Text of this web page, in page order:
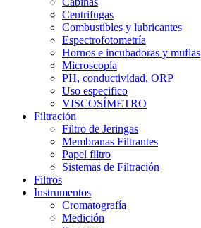
Centrifugas
Combustibles y lubricantes
Espectrofotometría
Hornos e incubadoras y muflas
Microscopía
PH, conductividad, ORP
Uso especifico
VISCOSÍMETRO
Filtración
Filtro de Jeringas
Membranas Filtrantes
Papel filtro
Sistemas de Filtración
Filtros
Instrumentos
Cromatografía
Medición